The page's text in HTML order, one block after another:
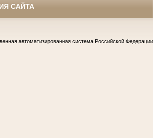
САЙТА
автоматизированная система Российской